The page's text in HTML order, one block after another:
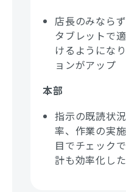
店長のみなら
タブレットで
けるようにな
ョンがアップ
本部
指示の既読状
率、作業の実
目でチェック
計も効率化した